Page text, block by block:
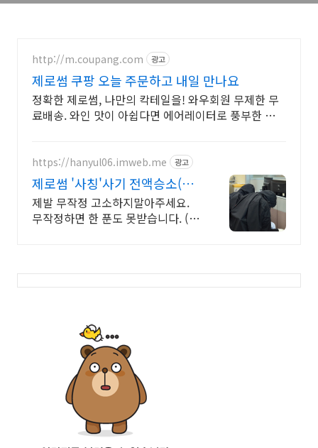
한 제품 소개
http://m.coupang.com 광고
제로썸 쿠팡 오늘 주문하고 내일 만나요
정확한 제로썸, 나만의 칵테일을! 와우회원 무제한 무
료배송. 와인 맛이 아쉽다면 에어레이터로 풍부한 아로
https://hanyul06.imweb.me 광고
제로썸 '사칭'사기 전액승소(3
억7천) 사례보유
제발 무작정 고소하지말아주세요.
무작정하면 한 푼도 못받습니다. (법